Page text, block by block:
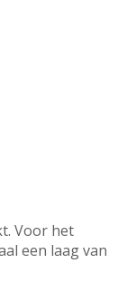
Voor het
een laag van